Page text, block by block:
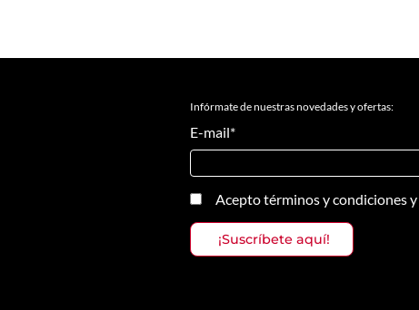
Infórmate de nuestras novedades y ofertas:
E-mail*
Aceptotérminos y condicionesy